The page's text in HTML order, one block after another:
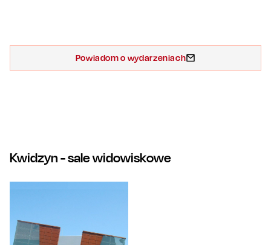
Powiadom o wydarzeniach
Kwidzyn- sale widowiskowe